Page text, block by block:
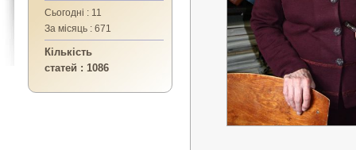
Сьогодні : 11
За місяць : 671
Кількість
статей : 1086